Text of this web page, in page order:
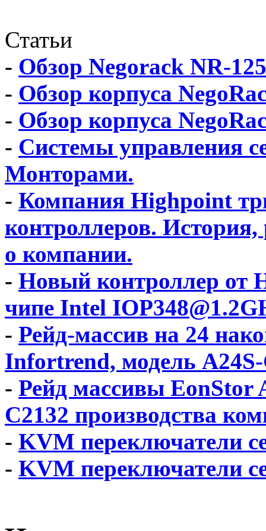
Статьи
- Обзор Negorack NR-125
- Обзор корпуса
- Обзор корпуса
- Системы управления
Монторами.
- Компания Highpoint
контроллеров. История,
о компании.
- Новый контроллер от
чипе Intel
- Рейд-массив на 24
Infortrend, модель
- Рейд массивы EonStor
C2132 производства
- KVM переключатели
- KVM переключатели